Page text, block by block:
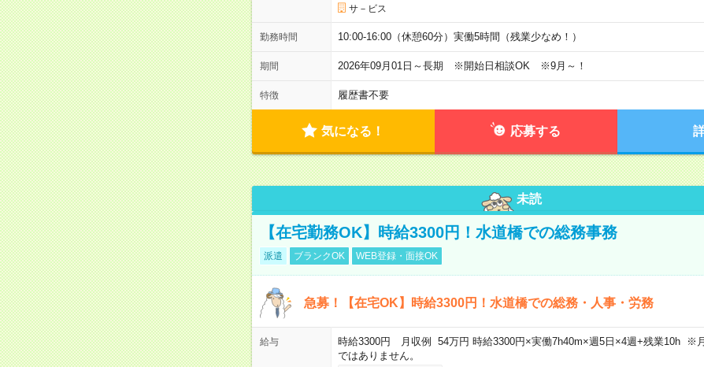
サ－ビス
勤務時間 10:00-16:00（休憩60分）実働5時間（残業少なめ！）
期間 2026年09月01日～長期 ※開始日相談OK ※9月～！
特徴 履歴書不要
気になる！ 応募する
未読
【在宅勤務OK】時給3300円！水道橋での総務事務
派遣 ブランクOK WEB登録・面接OK
急募！【在宅OK】時給3300円！水道橋での総務・人事・労務
給与
時給3300円 月収例 54万円 時給3300円×実働7h40m×週5日×4週+残業10h ※
ではありません。